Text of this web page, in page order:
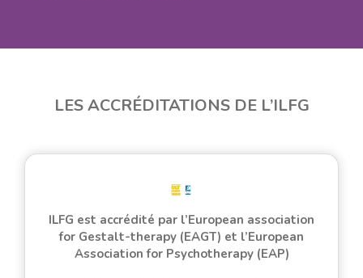
LES ACCRÉDITATIONS DE L’ILFG
ILFG est accrédité par l’European association
for Gestalt-therapy (EAGT) et l’European
Association for Psychotherapy (EAP)